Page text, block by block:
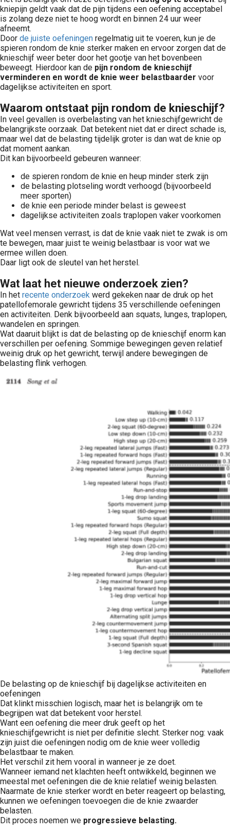
kniepijn geldt vaak dat de pijn tijdens een oefening acceptabel
is zolang deze niet te hoog wordt en binnen 24 uur weer
afneemt.
Door de juiste oefeningen regelmatig uit te voeren, kun je de
spieren rondom de knie sterker maken en ervoor zorgen dat de
knieschijf weer beter door het gootje van het bovenbeen
beweegt. Hierdoor kan de pijn rondom de knieschijf
verminderen en wordt de knie weer belastbaarder voor
dagelijkse activiteiten en sport.
Waarom ontstaat pijn rondom de knieschijf?
In veel gevallen is overbelasting van het knieschijfgewricht de
belangrijkste oorzaak. Dat betekent niet dat er direct schade is,
maar wel dat de belasting tijdelijk groter is dan wat de knie op
dat moment aankan.
Dit kan bijvoorbeeld gebeuren wanneer:
de spieren rondom de knie en heup minder sterk zijn
de belasting plotseling wordt verhoogd (bijvoorbeeld
meer sporten)
de knie een periode minder belast is geweest
dagelijkse activiteiten zoals traplopen vaker voorkomen
Wat veel mensen verrast, is dat de knie vaak niet te zwak is om
te bewegen, maar juist te weinig belastbaar is voor wat we
ermee willen doen.
Daar ligt ook de sleutel van het herstel.
Wat laat het nieuwe onderzoek zien?
In het recente onderzoek werd gekeken naar de druk op het
patellofemorale gewricht tijdens 35 verschillende oefeningen
en activiteiten. Denk bijvoorbeeld aan squats, lunges, traplopen,
wandelen en springen.
Wat daaruit blijkt is dat de belasting op de knieschijf enorm kan
verschillen per oefening. Sommige bewegingen geven relatief
weinig druk op het gewricht, terwijl andere bewegingen de
belasting flink verhogen.
De belasting op de knieschijf bij dagelijkse activiteiten en
oefeningen
Dat klinkt misschien logisch, maar het is belangrijk om te
begrijpen wat dat betekent voor herstel.
Want een oefening die meer druk geeft op het
knieschijfgewricht is niet per definitie slecht. Sterker nog: vaak
zijn juist die oefeningen nodig om de knie weer volledig
belastbaar te maken.
Het verschil zit hem vooral in wanneer je ze doet.
Wanneer iemand net klachten heeft ontwikkeld, beginnen we
meestal met oefeningen die de knie relatief weinig belasten.
Naarmate de knie sterker wordt en beter reageert op belasting,
kunnen we oefeningen toevoegen die de knie zwaarder
belasten.
Dit proces noemen we progressieve belasting.